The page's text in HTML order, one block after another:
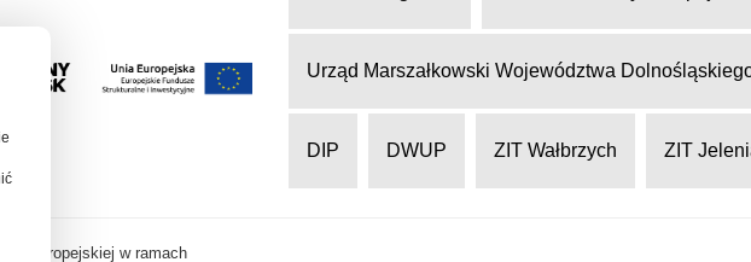
Urząd Marszałkowski Województwa
DIP DWUP ZIT Wałbrzych ZIT
Europejskiej w ramach